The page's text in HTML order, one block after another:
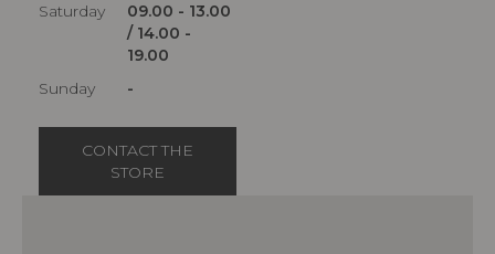
Saturday
09.00 - 13.00
/ 14.00 -
19.00
Sunday
-
CONTACT THE
STORE